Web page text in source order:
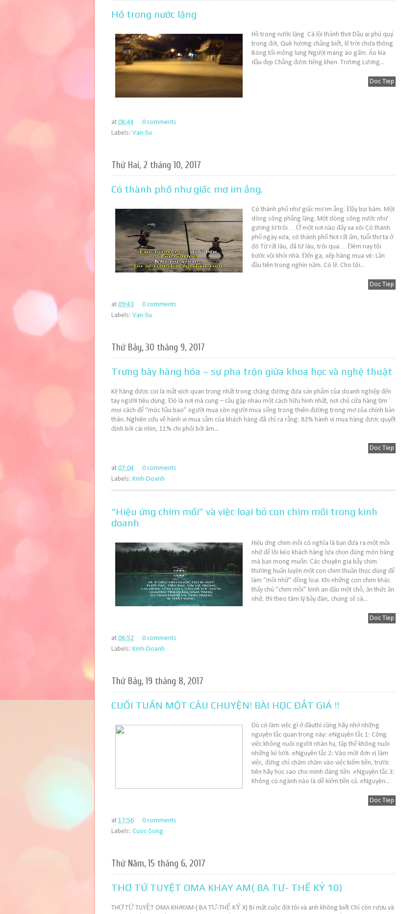
Hồ trong nước lặng
Hồ trong nước lặng Cá lội thảnh thơi Dầu ai phú quý
trong đời, Quê hương chẳng biết, lẽ trời chưa thông
Bóng tối mông lung Người mang áo gấm. Áo kia
dầu đẹp Chẳng được tiếng khen Trương Lương...
Doc Tiep
at 08:44
0 comments
Labels: Van-Su
Thứ Hai, 2 tháng 10, 2017
Có thành phố như giấc mơ im ắng.
Có thành phố như giấc mơ im ắng. Đầy bụi bám. Một
dòng sông phẳng lặng. Một dòng sông nước như
gương lờ trôi… Ở một nơi nào đấy xa xôi Có thành
phố ngày xưa, có thành phố Nơi rất ấm, tuổi thơ ta ở
đó Từ rất lâu, đã từ lâu, trôi qua… Đêm nay tôi
bước vội khỏi nhà. Đến ga, xếp hàng mua vé: Lần
đầu tiên trong nghìn năm. Có lẽ. Cho tôi...
Doc Tiep
at 09:43
0 comments
Labels: Van-Su
Thứ Bảy, 30 tháng 9, 2017
Trưng bày hàng hóa – sự pha trộn giữa khoa học và nghệ thuật
Kệ hàng được coi là mắt xích quan trọng nhất trong chặng đường đưa sản phẩm của doanh nghiệp đến
tay người tiêu dùng. Đó là nơi mà cung – cầu gặp nhau một cách hữu hình nhất, nơi chủ cửa hàng tìm
mọi cách để “móc hầu bao” người mua còn người mua sống trong thiên đường trong mơ của chính bản
thân. Nghiên cứu về hành vi mua sắm của khách hàng đã chỉ ra rằng: 83% hành vi mua hàng được quyết
định bởi cái nhìn, 11% chi phối bởi âm...
Doc Tiep
at 07:04
0 comments
Labels: Kinh-Doanh
“Hiệu ứng chim mồi” và việc loại bỏ con chim mồi trong kinh
doanh
Hiệu ứng chim mồi có nghĩa là bạn đưa ra một mồi
nhử để lôi kéo khách hàng lựa chọn đúng món hàng
mà bạn mong muốn. Các chuyên gia bẫy chim
thường huấn luyện một con chim thuần thục dùng để
làm “mồi nhử” đồng loại. Khi những con chim khác
thấy chú “chim mồi” bình an đậu một chỗ, ăn thức ăn
nhử, thì theo tâm lý bầy đàn, chúng sẽ sà...
Doc Tiep
at 06:52
0 comments
Labels: Kinh-Doanh
Thứ Bảy, 19 tháng 8, 2017
CUỐI TUẦN MỘT CÂU CHUYỆN! BÀI HỌC ĐẮT GIÁ !!
Dù có làm việc gì ở đâuthì cũng hãy nhớ những
nguyên tắc quan trọng này: ✊Nguyên tắc 1: Công
việc không nuôi người nhàn hạ, tập thể không nuôi
những kẻ lười. ✊Nguyên tắc 2: Vào một đơn vị làm
việc, đừng chỉ chăm chăm vào việc kiếm tiền, trước
tiên hãy học sao cho mình đáng tiền. ✊Nguyên tắc 3:
Không có ngành nào là dễ kiếm tiền cả. ✊Nguyên...
Doc Tiep
at 17:56
0 comments
Labels: Cuoc-Song
Thứ Năm, 15 tháng 6, 2017
THƠ TỨ TUYỆT OMA KHAY AM( BA TƯ- THẾ KỶ 10)
THƠ TỨ TUYỆT OMA KHAYAM-( BA TƯ-THẾ KỶ X) Bí mật cuộc đời tôi và anh không biết Chỉ còn rượu và